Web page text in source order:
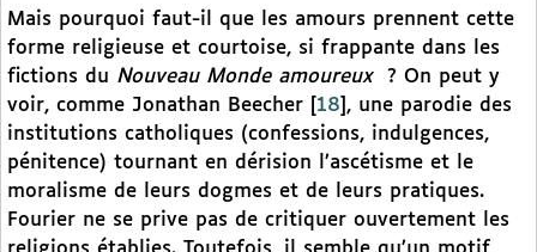
Mais pourquoi faut-il que les amours prennent cette
forme religieuse et courtoise, si frappante dans les
fictions du Nouveau Monde amoureux
? On peut y
voir, comme Jonathan Beecher
18 , une parodie des
institutions catholiques (confessions, indulgences,
pénitence) tournant en dérision l’ascétisme et le
moralisme de leurs dogmes et de leurs pratiques.
Fourier ne se prive pas de critiquer ouvertement les